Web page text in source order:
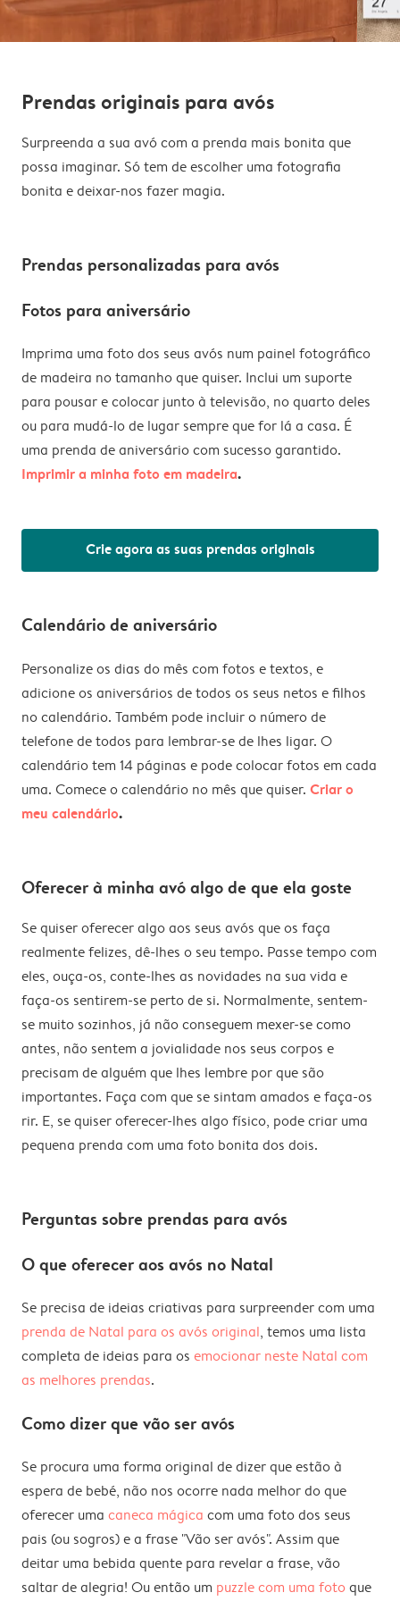
Prendas originais para avós
Surpreenda a sua avó com a prenda mais bonita que
possa imaginar. Só tem de escolher uma fotografia
bonita e deixar-nos fazer magia.
Prendas personalizadas para avós
Fotos para aniversário
Imprima uma foto dos seus avós num painel fotográfico
de madeira no tamanho que quiser. Inclui um suporte
para pousar e colocar junto à televisão, no quarto deles
ou para mudá-lo de lugar sempre que for lá a casa. É
uma prenda de aniversário com sucesso garantido.
Imprimir a minha foto em madeira.
Crie agora as suas prendas originais
Calendário de aniversário
Personalize os dias do mês com fotos e textos, e
adicione os aniversários de todos os seus netos e filhos
no calendário. Também pode incluir o número de
telefone de todos para lembrar-se de lhes ligar. O
calendário tem 14 páginas e pode colocar fotos em cada
uma. Comece o calendário no mês que quiser. Criar o
meu calendário.
Oferecer à minha avó algo de que ela goste
Se quiser oferecer algo aos seus avós que os faça
realmente felizes, dê-lhes o seu tempo. Passe tempo com
eles, ouça-os, conte-lhes as novidades na sua vida e
faça-os sentirem-se perto de si. Normalmente, sentem-
se muito sozinhos, já não conseguem mexer-se como
antes, não sentem a jovialidade nos seus corpos e
precisam de alguém que lhes lembre por que são
importantes. Faça com que se sintam amados e faça-os
rir. E, se quiser oferecer-lhes algo físico, pode criar uma
pequena prenda com uma foto bonita dos dois.
Perguntas sobre prendas para avós
O que oferecer aos avós no Natal
Se precisa de ideias criativas para surpreender com uma
prenda de Natal para os avós original, temos uma lista
completa de ideias para os emocionar neste Natal com
as melhores prendas.
Como dizer que vão ser avós
Se procura uma forma original de dizer que estão à
espera de bebé, não nos ocorre nada melhor do que
oferecer uma caneca mágica com uma foto dos seus
pais (ou sogros) e a frase "Vão ser avós". Assim que
deitar uma bebida quente para revelar a frase, vão
saltar de alegria! Ou então um puzzle com uma foto que